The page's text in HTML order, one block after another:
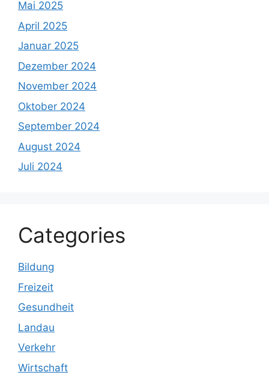
Mai 2025
April 2025
Januar 2025
Dezember 2024
November 2024
Oktober 2024
September 2024
August 2024
Juli 2024
Categories
Bildung
Freizeit
Gesundheit
Landau
Verkehr
Wirtschaft